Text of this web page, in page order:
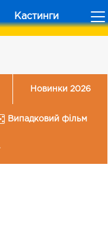
Кастинги
Новинки 2026
Випадковий фільм